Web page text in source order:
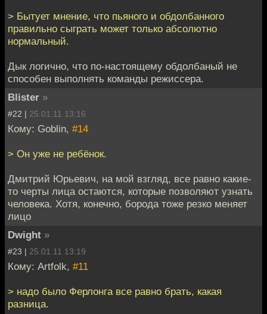
> Бытует мнение, что пьяного и обдолбанного
правильно сыграть может только абсолютно
нормальный.
Дык логично, что по-настоящему обдолбаный не
способен выполнять команды режиссера.
Blister »
#22 | 25.01.11 13:16
Кому: Goblin, #14
> Он уже не ребёнок.
Дмитрий Юрьевич, на мой взгляд, все равно какие-
то черты лица остаются, которые позволяют узнать
человека. Хотя, конечно, борода тоже резко меняет
лицо
Dwight »
#23 | 25.01.11 13:19
Кому: Artfolk, #11
> надо было Ферлонга все равно брать, какая
разница.